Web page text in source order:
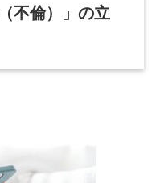
不倫）」の立